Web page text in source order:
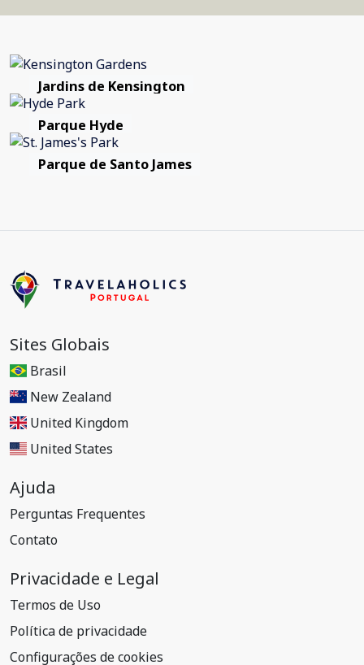
Jardins de Kensington
Parque Hyde
Parque de Santo James
Sites Globais
Brasil
New Zealand
United Kingdom
United States
Ajuda
Perguntas Frequentes
Contato
Privacidade e Legal
Termos de Uso
Política de privacidade
Configurações de cookies